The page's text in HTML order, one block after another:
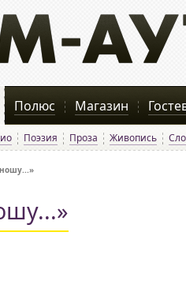
Полюс Магазин
Поэзия Проза Живопись